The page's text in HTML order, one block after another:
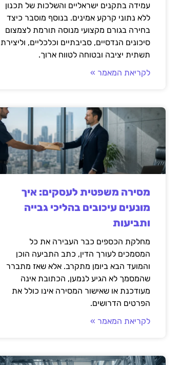
עמידה בתקנים ישראליים והשלכות של תכנון
ללא נתוני קרקע אמינים. בנוסף מוסבר כיצד
בחירה בגורם מקצועי מנוסה תורמת לצמצום
סיכונים הנדסיים, סביבתיים וכלכליים, וליצירת
תשתית יציבה ובטוחה לטווח ארוך.
לקריאת המאמר »
מסירה משפטית לעסקים: איך
מונעים עיכובים בהליכי גבייה
ותביעות
מחלקת הכספים כבר העבירה את כל
המסמכים לעורך הדין, כתב התביעה הוכן
והמועד הבא ביומן מתקרב. אלא שאז מתברר
שהמסמך לא הגיע לנמען, הכתובת אינה
מעודכנת או שאישור המסירה אינו כולל את
הפרטים הדרושים.
לקריאת המאמר »